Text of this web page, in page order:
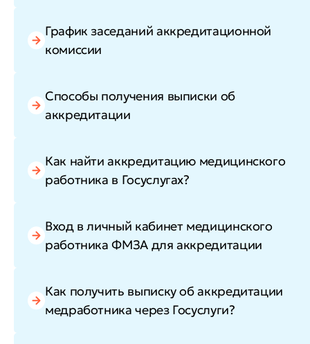
График заседаний аккредитационной
комиссии
Способы получения выписки об
аккредитации
Как найти аккредитацию медицинского
работника в Госуслугах?
Вход в личный кабинет медицинского
работника ФМЗА для аккредитации
Как получить выписку об аккредитации
медработника через Госуслуги?